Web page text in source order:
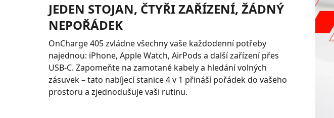
JEDEN STOJAN, ČTYŘI ZAŘÍZENÍ, ŽÁDNÝ
NEPOŘÁDEK
OnCharge 405 zvládne všechny vaše každodenní potřeby
najednou: iPhone, Apple Watch, AirPods a další zařízení přes
USB-C. Zapomeňte na zamotané kabely a hledání volných
zásuvek – tato nabíjecí stanice 4 v 1 přináší pořádek do vašeho
prostoru a zjednodušuje vaši rutinu.